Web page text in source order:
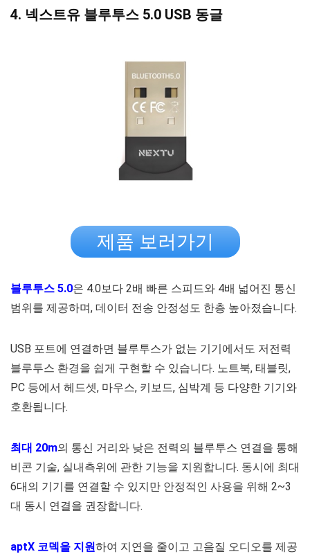
4. 넥스트유 블루투스 5.0 USB 동글
제품 보러가기
블루투스 5.0은 4.0보다 2배 빠른 스피드와 4배 넓어진 통신
범위를 제공하며, 데이터 전송 안정성도 한층 높아졌습니다.
USB 포트에 연결하면 블루투스가 없는 기기에서도 저전력
블루투스 환경을 쉽게 구현할 수 있습니다. 노트북, 태블릿,
PC 등에서 헤드셋, 마우스, 키보드, 심박계 등 다양한 기기와
호환됩니다.
최대 20m의 통신 거리와 낮은 전력의 블루투스 연결을 통해
비콘 기술, 실내측위에 관한 기능을 지원합니다. 동시에 최대
6대의 기기를 연결할 수 있지만 안정적인 사용을 위해 2~3
대 동시 연결을 권장합니다.
aptX 코덱을 지원하여 지연을 줄이고 고음질 오디오를 제공